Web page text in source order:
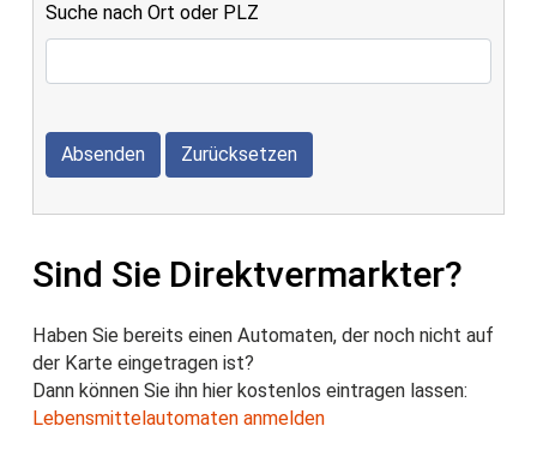
Suche nach Ort oder PLZ
Absenden Zurücksetzen
Sind Sie Direktvermarkter?
Haben Sie bereits einen Automaten, der noch nicht auf
der Karte eingetragen ist?
Dann können Sie ihn hier kostenlos eintragen lassen:
Lebensmittelautomaten anmelden